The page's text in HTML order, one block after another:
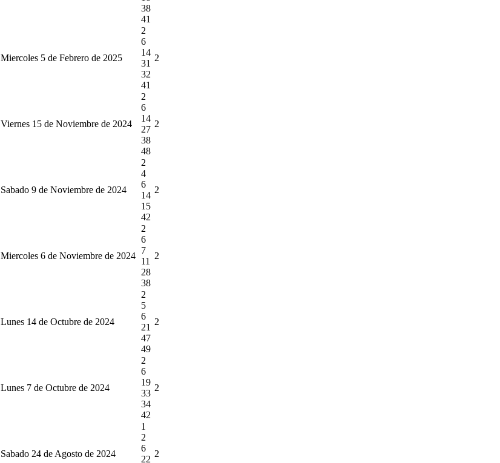
38
41
Miercoles 5 de Febrero de 2025
2
6
14
31
32
41
2
Viernes 15 de Noviembre de 2024
2
6
14
27
38
48
2
Sabado 9 de Noviembre de 2024
2
4
6
14
15
42
2
Miercoles 6 de Noviembre de 2024
2
6
7
11
28
38
2
Lunes 14 de Octubre de 2024
2
5
6
21
47
49
2
Lunes 7 de Octubre de 2024
2
6
19
33
34
42
2
Sabado 24 de Agosto de 2024
1
2
6
22
2